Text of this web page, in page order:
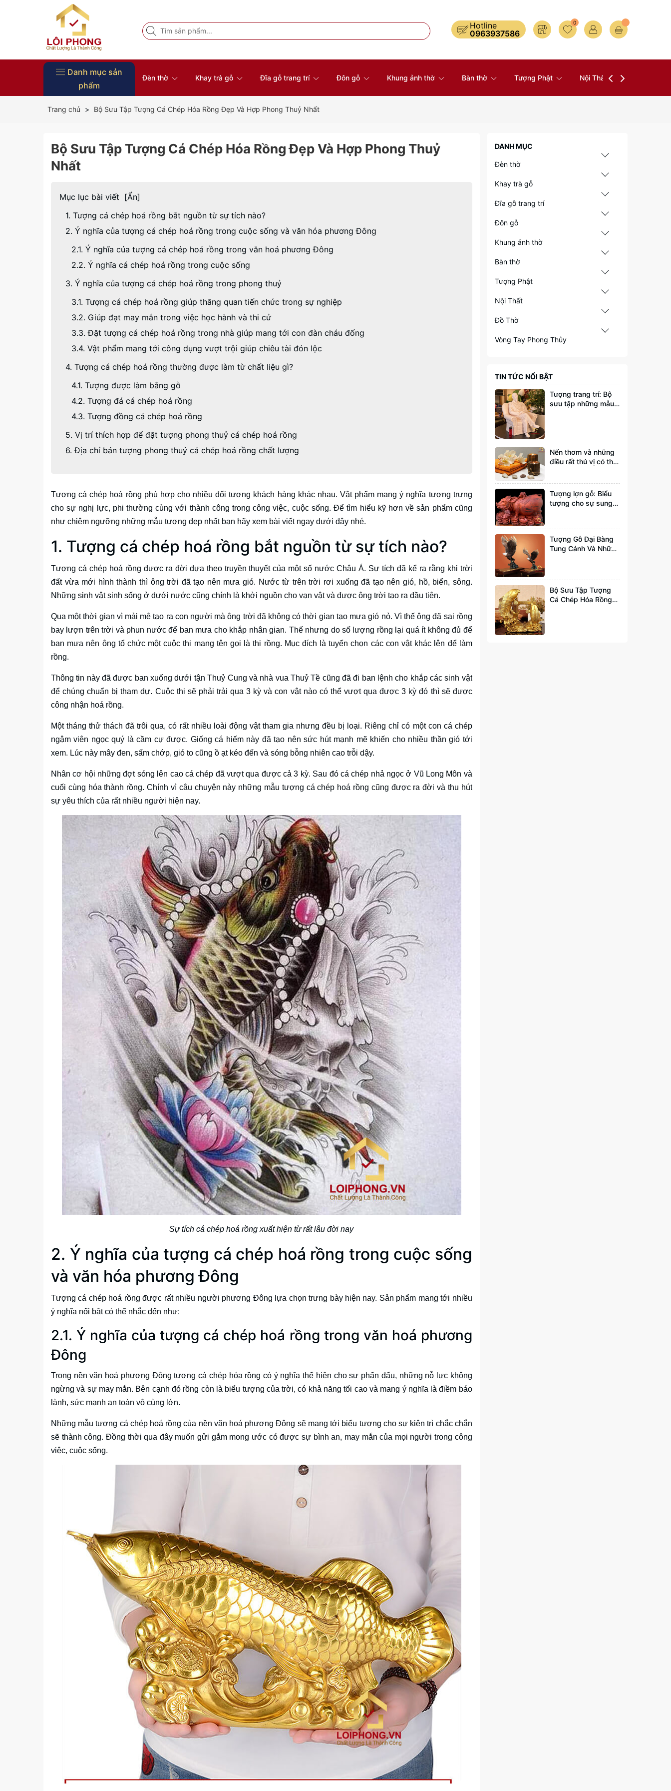
Hotline
0963937586
0
Danh mục sản
phẩm
Đèn thờ Khay trà gỗ Đĩa gỗ trang trí Đôn gỗ Khung ảnh thờ Bàn thờ Tượng Phật Nội Thất
Trang chủ Bộ Sưu Tập Tượng Cá Chép Hóa Rồng Đẹp Và Hợp Phong Thuỷ Nhất
Bộ Sưu Tập Tượng Cá Chép Hóa Rồng Đẹp Và Hợp Phong Thuỷ
Nhất
Mục lục bài viết [Ẩn]
1. Tượng cá chép hoá rồng bắt nguồn từ sự tích nào?
2. Ý nghĩa của tượng cá chép hoá rồng trong cuộc sống và văn hóa phương Đông
2.1. Ý nghĩa của tượng cá chép hoá rồng trong văn hoá phương Đông
2.2. Ý nghĩa cá chép hoá rồng trong cuộc sống
3. Ý nghĩa của tượng cá chép hoá rồng trong phong thuỷ
3.1. Tượng cá chép hoá rồng giúp thăng quan tiến chức trong sự nghiệp
3.2. Giúp đạt may mắn trong việc học hành và thi cử
3.3. Đặt tượng cá chép hoá rồng trong nhà giúp mang tới con đàn cháu đống
3.4. Vật phẩm mang tới công dụng vượt trội giúp chiêu tài đón lộc
4. Tượng cá chép hoá rồng thường được làm từ chất liệu gì?
4.1. Tượng được làm bằng gỗ
4.2. Tượng đá cá chép hoá rồng
4.3. Tượng đồng cá chép hoá rồng
5. Vị trí thích hợp để đặt tượng phong thuỷ cá chép hoá rồng
6. Địa chỉ bán tượng phong thuỷ cá chép hoá rồng chất lượng
Tượng cá chép hoá rồng phù hợp cho nhiều đối tượng khách hàng khác nhau. Vật phẩm mang ý nghĩa tượng trưng
cho sự nghị lực, phi thường cùng với thành công trong công việc, cuộc sống. Để tìm hiểu kỹ hơn về sản phẩm cũng
như chiêm ngưỡng những mẫu tượng đẹp nhất bạn hãy xem bài viết ngay dưới đây nhé.
1. Tượng cá chép hoá rồng bắt nguồn từ sự tích nào?
Tượng cá chép hoá rồng được ra đời dựa theo truyền thuyết của một số nước Châu Á. Sự tích đã kể ra rằng khi trời
đất vừa mới hình thành thì ông trời đã tạo nên mưa gió. Nước từ trên trời rơi xuống đã tạo nên gió, hồ, biển, sông.
Những sinh vật sinh sống ở dưới nước cũng chính là khởi nguồn cho vạn vật và được ông trời tạo ra đầu tiên.
Qua một thời gian vì mải mê tạo ra con người mà ông trời đã không có thời gian tạo mưa gió nỏ. Vì thế ông đã sai rồng
bay lượn trên trời và phun nước để ban mưa cho khắp nhân gian. Thế nhưng do số lượng rồng lại quá ít không đủ để
ban mưa nên ông tổ chức một cuộc thi mang tên gọi là thi rồng. Mục đích là tuyển chọn các con vật khác lên để làm
rồng.
Thông tin này đã được ban xuống dưới tận Thuỷ Cung và nhà vua Thuỷ Tề cũng đã đi ban lệnh cho khắp các sinh vật
để chúng chuẩn bị tham dự. Cuộc thi sẽ phải trải qua 3 kỳ và con vật nào có thể vượt qua được 3 kỳ đó thì sẽ được
công nhận hoá rồng.
Một tháng thử thách đã trôi qua, có rất nhiều loài động vật tham gia nhưng đều bị loại. Riêng chỉ có một con cá chép
ngậm viên ngọc quý là cầm cự được. Giống cá hiếm này đã tạo nên sức hút mạnh mẽ khiến cho nhiều thần gió tới
xem. Lúc này mây đen, sấm chớp, gió to cũng ồ ạt kéo đến và sóng bỗng nhiên cao trỗi dậy.
Nhân cơ hội những đợt sóng lên cao cá chép đã vượt qua được cả 3 kỳ. Sau đó cá chép nhả ngọc ở Vũ Long Môn và
cuối cùng hóa thành rồng. Chính vì câu chuyện này những mẫu tượng cá chép hoá rồng cũng được ra đời và thu hút
sự yêu thích của rất nhiều người hiện nay.
Sự tích cá chép hoá rồng xuất hiện từ rất lâu đời nay
2. Ý nghĩa của tượng cá chép hoá rồng trong cuộc sống
và văn hóa phương Đông
Tượng cá chép hoá rồng được rất nhiều người phương Đông lựa chọn trưng bày hiện nay. Sản phẩm mang tới nhiều
ý nghĩa nổi bật có thể nhắc đến như:
2.1. Ý nghĩa của tượng cá chép hoá rồng trong văn hoá phương
Đông
Trong nền văn hoá phương Đông tượng cá chép hóa rồng có ý nghĩa thể hiện cho sự phấn đấu, những nỗ lực không
ngừng và sự may mắn. Bên cạnh đó rồng còn là biểu tượng của trời, có khả năng tối cao và mang ý nghĩa là điềm báo
lành, sức mạnh an toàn vô cùng lớn.
Những mẫu tượng cá chép hoá rồng của nền văn hoá phương Đông sẽ mang tới biểu tượng cho sự kiên trì chắc chắn
sẽ thành công. Đồng thời qua đây muốn gửi gắm mong ước có được sự bình an, may mắn của mọi người trong công
việc, cuộc sống.
DANH MỤC
Đèn thờ
Khay trà gỗ
Đĩa gỗ trang trí
Đôn gỗ
Khung ảnh thờ
Bàn thờ
Tượng Phật
Nội Thất
Đồ Thờ
Vòng Tay Phong Thủy
TIN TỨC NỔI BẬT
Tượng trang trí: Bộ
sưu tập những mẫu
Nến thơm và những
điều rất thú vị có thể
Tượng lợn gỗ: Biểu
tượng cho sự sung
Tượng Gỗ Đại Bàng
Tung Cánh Và Những
Bộ Sưu Tập Tượng
Cá Chép Hóa Rồng